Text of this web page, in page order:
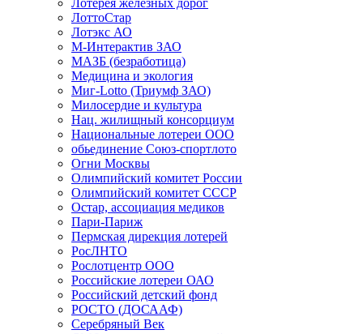
Лотерея железных дорог
ЛоттоСтар
Лотэкс АО
М-Интерактив ЗАО
МАЗБ (безработица)
Медицина и экология
Миг-Lotto (Триумф ЗАО)
Милосердие и культура
Нац. жилищный консорциум
Национальные лотереи ООО
обьединение Союз-спортлото
Огни Москвы
Олимпийский комитет России
Олимпийский комитет СССР
Остар, ассоциация медиков
Пари-Париж
Пермская дирекция лотерей
РосЛНТО
Рослотцентр ООО
Российские лотереи ОАО
Российский детский фонд
РОСТО (ДОСААФ)
Серебряный Век